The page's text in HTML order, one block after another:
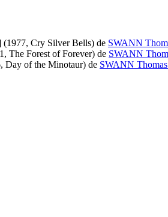
(1977, Cry Silver Bells) de SWANN
The Forest of Forever) de SWANN
Day of the Minotaur) de SWANN